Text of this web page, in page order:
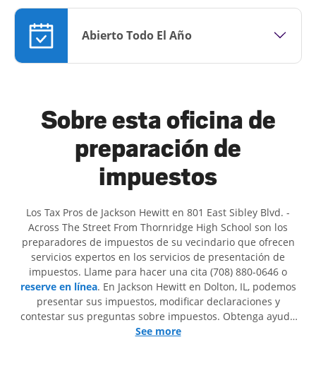
Abierto Todo El Año
Sobre esta oficina de
preparación de
impuestos
Los Tax Pros de Jackson Hewitt en 801 East Sibley Blvd. -
Across The Street From Thornridge High School son ​​los
preparadores de impuestos de su vecindario que ofrecen
servicios expertos en los servicios de presentación de
impuestos. Llame para hacer una cita (708) 880-0646 o
reserve en línea. En Jackson Hewitt en Dolton, IL, podemos
presentar sus impuestos, modificar declaraciones y
contestar sus preguntas sobre impuestos. Obtenga ayuda
para presentar declaraciones de impuestos simples o
See more